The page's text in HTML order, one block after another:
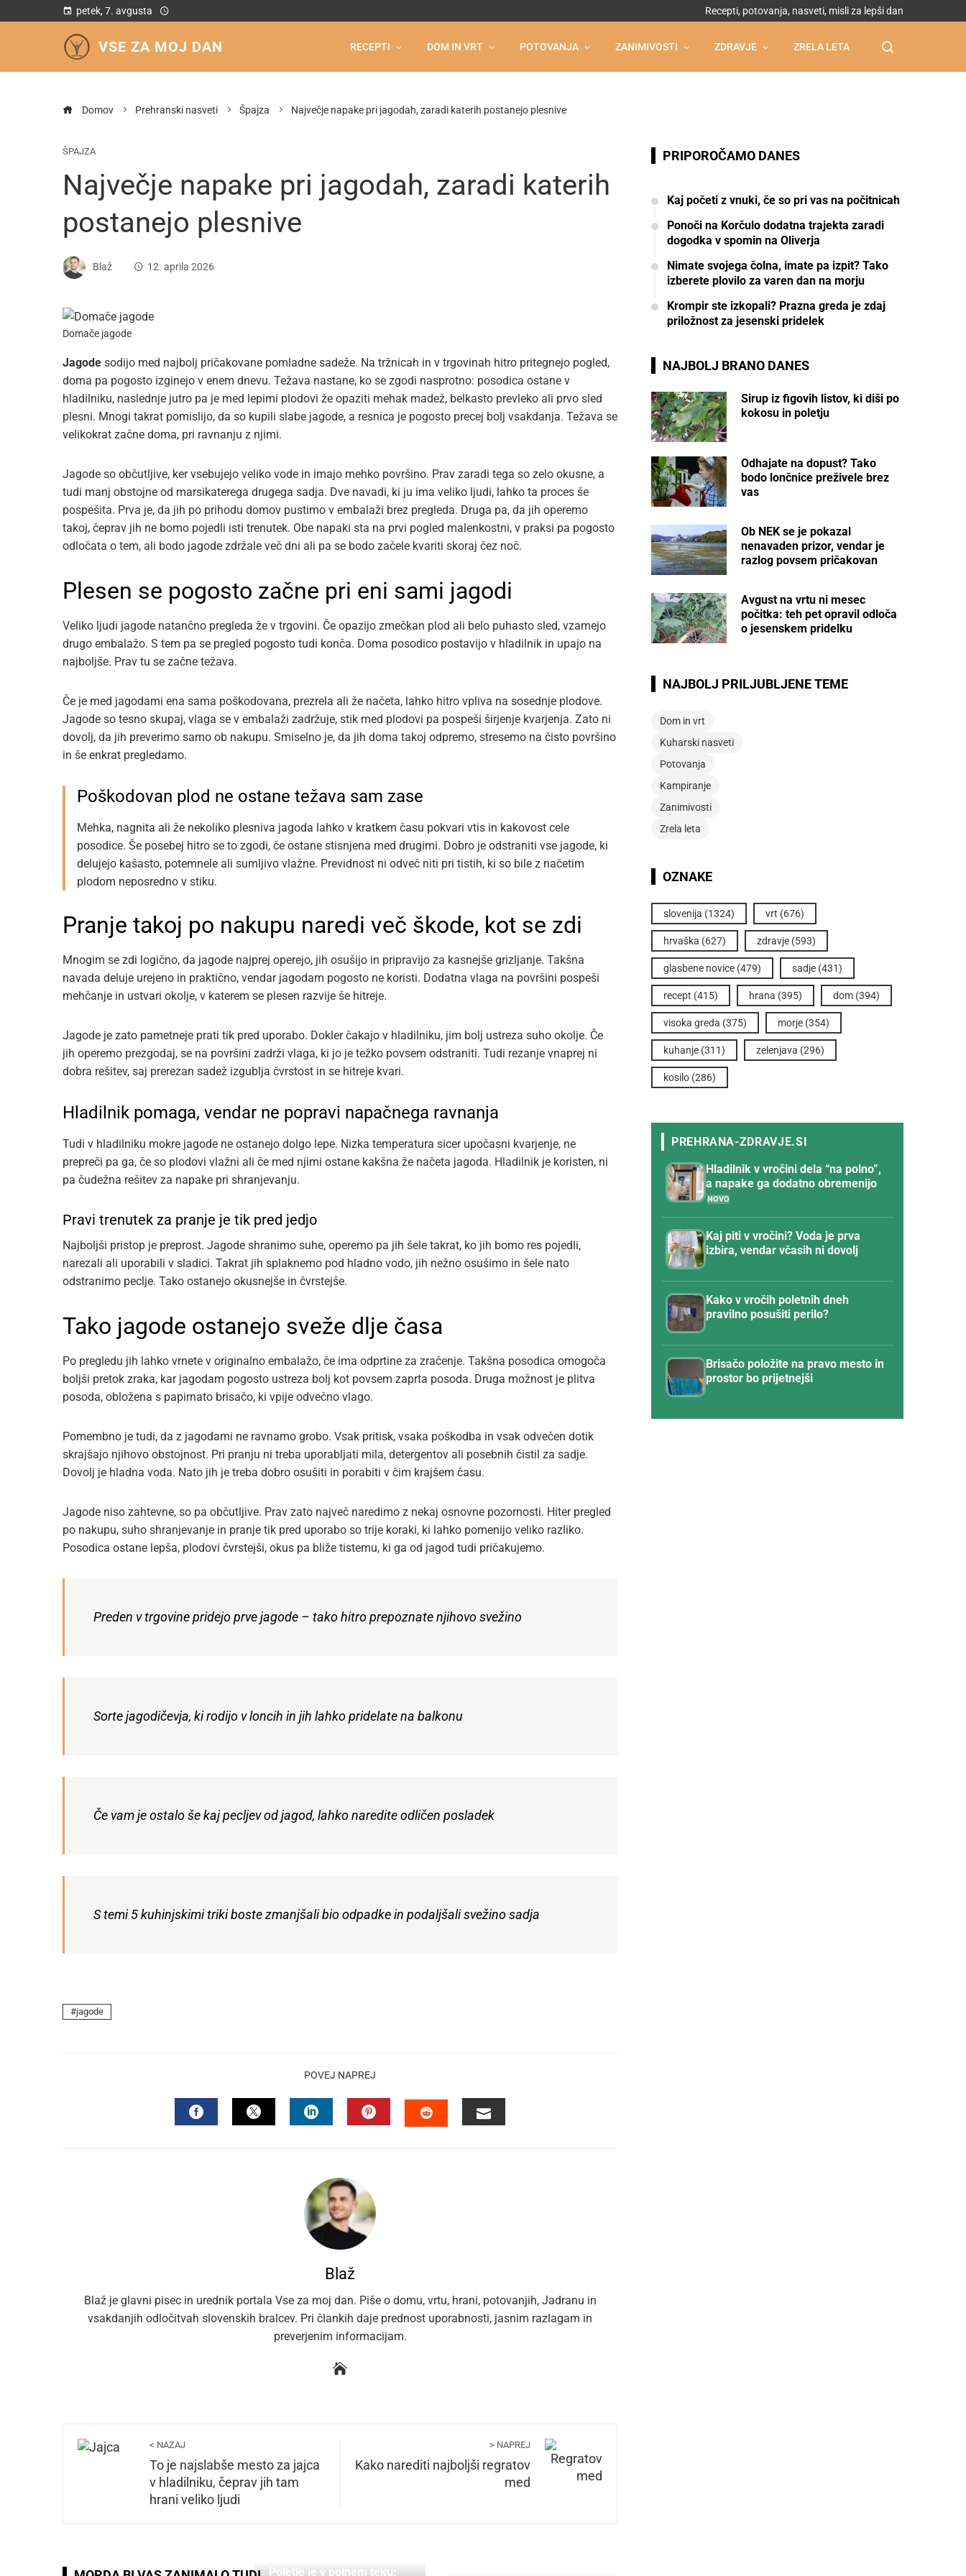
petek, 7. avgusta Recepti, potovanja, nasveti, misli za lepši dan
VSE ZA MOJ DAN RECEPTI DOM IN VRT POTOVANJA ZANIMIVOSTI ZDRAVJE ZRELA LETA
Domov Prehranski nasveti Špajza Največje napake pri jagodah, zaradi katerih postanejo plesnive
ŠPAJZA
Največje napake pri jagodah, zaradi katerih
postanejo plesnive
Blaž 12. aprila 2026
Domače jagode
Jagode sodijo med najbolj pričakovane pomladne sadeže. Na tržnicah in v trgovinah hitro pritegnejo pogled,
doma pa pogosto izginejo v enem dnevu. Težava nastane, ko se zgodi nasprotno: posodica ostane v
hladilniku, naslednje jutro pa je med lepimi plodovi že opaziti mehak madež, belkasto prevleko ali prvo sled
plesni. Mnogi takrat pomislijo, da so kupili slabe jagode, a resnica je pogosto precej bolj vsakdanja. Težava se
velikokrat začne doma, pri ravnanju z njimi.
Jagode so občutljive, ker vsebujejo veliko vode in imajo mehko površino. Prav zaradi tega so zelo okusne, a
tudi manj obstojne od marsikaterega drugega sadja. Dve navadi, ki ju ima veliko ljudi, lahko ta proces še
pospešita. Prva je, da jih po prihodu domov pustimo v embalaži brez pregleda. Druga pa, da jih operemo
takoj, čeprav jih ne bomo pojedli isti trenutek. Obe napaki sta na prvi pogled malenkostni, v praksi pa pogosto
odločata o tem, ali bodo jagode zdržale več dni ali pa se bodo začele kvariti skoraj čez noč.
Plesen se pogosto začne pri eni sami jagodi
Veliko ljudi jagode natančno pregleda že v trgovini. Če opazijo zmečkan plod ali belo puhasto sled, vzamejo
drugo embalažo. S tem pa se pregled pogosto tudi konča. Doma posodico postavijo v hladilnik in upajo na
najboljše. Prav tu se začne težava.
Če je med jagodami ena sama poškodovana, prezrela ali že načeta, lahko hitro vpliva na sosednje plodove.
Jagode so tesno skupaj, vlaga se v embalaži zadržuje, stik med plodovi pa pospeši širjenje kvarjenja. Zato ni
dovolj, da jih preverimo samo ob nakupu. Smiselno je, da jih doma takoj odpremo, stresemo na čisto površino
in še enkrat pregledamo.
Poškodovan plod ne ostane težava sam zase
Mehka, nagnita ali že nekoliko plesniva jagoda lahko v kratkem času pokvari vtis in kakovost cele
posodice. Še posebej hitro se to zgodi, če ostane stisnjena med drugimi. Dobro je odstraniti vse jagode, ki
delujejo kašasto, potemnele ali sumljivo vlažne. Previdnost ni odveč niti pri tistih, ki so bile z načetim
plodom neposredno v stiku.
Pranje takoj po nakupu naredi več škode, kot se zdi
Mnogim se zdi logično, da jagode najprej operejo, jih osušijo in pripravijo za kasnejše grizljanje. Takšna
navada deluje urejeno in praktično, vendar jagodam pogosto ne koristi. Dodatna vlaga na površini pospeši
mehčanje in ustvari okolje, v katerem se plesen razvije še hitreje.
Jagode je zato pametneje prati tik pred uporabo. Dokler čakajo v hladilniku, jim bolj ustreza suho okolje. Če
jih operemo prezgodaj, se na površini zadrži vlaga, ki jo je težko povsem odstraniti. Tudi rezanje vnaprej ni
dobra rešitev, saj prerezan sadež izgublja čvrstost in se hitreje kvari.
Hladilnik pomaga, vendar ne popravi napačnega ravnanja
Tudi v hladilniku mokre jagode ne ostanejo dolgo lepe. Nizka temperatura sicer upočasni kvarjenje, ne
prepreči pa ga, če so plodovi vlažni ali če med njimi ostane kakšna že načeta jagoda. Hladilnik je koristen, ni
pa čudežna rešitev za napake pri shranjevanju.
Pravi trenutek za pranje je tik pred jedjo
Najboljši pristop je preprost. Jagode shranimo suhe, operemo pa jih šele takrat, ko jih bomo res pojedli,
narezali ali uporabili v sladici. Takrat jih splaknemo pod hladno vodo, jih nežno osušimo in šele nato
odstranimo peclje. Tako ostanejo okusnejše in čvrstejše.
Tako jagode ostanejo sveže dlje časa
Po pregledu jih lahko vrnete v originalno embalažo, če ima odprtine za zračenje. Takšna posodica omogoča
boljši pretok zraka, kar jagodam pogosto ustreza bolj kot povsem zaprta posoda. Druga možnost je plitva
posoda, obložena s papirnato brisačo, ki vpije odvečno vlago.
Pomembno je tudi, da z jagodami ne ravnamo grobo. Vsak pritisk, vsaka poškodba in vsak odvečen dotik
skrajšajo njihovo obstojnost. Pri pranju ni treba uporabljati mila, detergentov ali posebnih čistil za sadje.
Dovolj je hladna voda. Nato jih je treba dobro osušiti in porabiti v čim krajšem času.
Jagode niso zahtevne, so pa občutljive. Prav zato največ naredimo z nekaj osnovne pozornosti. Hiter pregled
po nakupu, suho shranjevanje in pranje tik pred uporabo so trije koraki, ki lahko pomenijo veliko razliko.
Posodica ostane lepša, plodovi čvrstejši, okus pa bliže tistemu, ki ga od jagod tudi pričakujemo.
Preden v trgovine pridejo prve jagode – tako hitro prepoznate njihovo svežino
Sorte jagodičevja, ki rodijo v loncih in jih lahko pridelate na balkonu
Če vam je ostalo še kaj pecljev od jagod, lahko naredite odličen posladek
S temi 5 kuhinjskimi triki boste zmanjšali bio odpadke in podaljšali svežino sadja
jagode
POVEJ NAPREJ
Blaž
Blaž je glavni pisec in urednik portala Vse za moj dan. Piše o domu, vrtu, hrani, potovanjih, Jadranu in
vsakdanjih odločitvah slovenskih bralcev. Pri člankih daje prednost uporabnosti, jasnim razlagam in
preverjenim informacijam.
< NAZAJ
To je najslabše mesto za jajca
v hladilniku, čeprav jih tam
hrani veliko ljudi
> NAPREJ
Kako narediti najboljši regratov
med
Poletje je v polnem teku:
PRIPOROČAMO DANES
Kaj početi z vnuki, če so pri vas na počitnicah
Ponoči na Korčulo dodatna trajekta zaradi
dogodka v spomin na Oliverja
Nimate svojega čolna, imate pa izpit? Tako
izberete plovilo za varen dan na morju
Krompir ste izkopali? Prazna greda je zdaj
priložnost za jesenski pridelek
NAJBOLJ BRANO DANES
Sirup iz figovih listov, ki diši po
kokosu in poletju
Odhajate na dopust? Tako
bodo lončnice preživele brez
vas
Ob NEK se je pokazal
nenavaden prizor, vendar je
razlog povsem pričakovan
Avgust na vrtu ni mesec
počitka: teh pet opravil odloča
o jesenskem pridelku
NAJBOLJ PRILJUBLJENE TEME
Dom in vrt
Kuharski nasveti
Potovanja
Kampiranje
Zanimivosti
Zrela leta
OZNAKE
slovenija (1324) vrt (676)
hrvaška (627) zdravje (593)
glasbene novice (479) sadje (431)
recept (415) hrana (395) dom (394)
visoka greda (375) morje (354)
kuhanje (311) zelenjava (296)
kosilo (286)
Hladilnik v vročini dela “na polno”,
a napake ga dodatno obremenijo
Kaj piti v vročini? Voda je prva
izbira, vendar včasih ni dovolj
Kako v vročih poletnih dneh
pravilno posušiti perilo?
Brisačo položite na pravo mesto in
prostor bo prijetnejši